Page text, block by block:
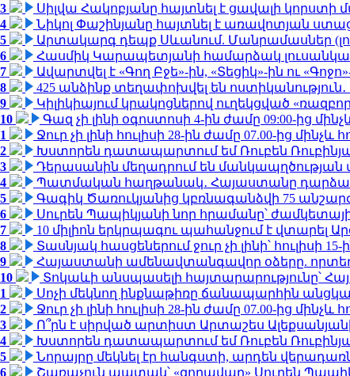
3
Սիլվա Հակոբյանը հայտնել է ցավալի կորստի
4
Նիկոլ Փաշինյանը հայտնել է առավոտյան
5
Արտակարգ դեպք Սևանում. Մանրամասներ
6
Հասմիկ Կարապետյանի համարձակ
7
Ավարտվել է «Գող Բջե»-ին, «Տեցիկ»-ին ու
8
425 անձինք տեղափոխվել են
9
Կիլիկիայում կրակոցներով ուղեկցված
10
Գազ չի լինի օգոստոսի 4-ին ժամը 09:00-ից
1
Ջուր չի լինի հուլիսի 28-ին ժամը 07.00-ից մինչև
2
Խստորեն դատապարտում եմ Ռուբեն
3
Դերասանին մեղադրում են մանկապղծության
4
Պատմական հաղթանակ․ Հայաստանը դարձավ
5
Գագիկ Ծառուկյանից կբռնագանձվի 75 անշարժ
6
Սուրեն Պապիկյանի նոր հրամանը՝
7
10 միլիոն երկրպագու պահանջում է վտարել
8
Տասնյակ հասցեներում ջուր չի լինի՝ հուլիսի 15-
9
Հայաստանի ամենավտանգավոր օձերը.
10
Տոկաևի անսպասելի հայտարարությունը՝
1
Սոչի մեկնող ինքնաթիռը ճանապարհին
2
Ջուր չի լինի հուլիսի 28-ին ժամը 07.00-ից մինչև
3
Ո՞րն է սիրված արտիստ Արտաշես
4
Խստորեն դատապարտում եմ Ռուբեն
5
Նորայրը մեկնել էր հանգստի, արդեն
6
Շառաչուն ապտակ՝ «զորավար» Սուրեն